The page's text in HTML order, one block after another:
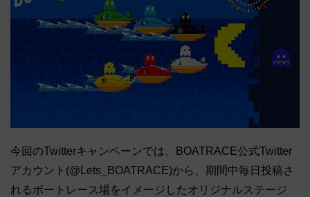
今回のTwitterキャンペーンでは、BOATRACE公式Twitter
アカウント(@Lets_BOATRACE)から、期間中毎日投稿さ
れるボートレース場をイメージしたオリジナルステージ